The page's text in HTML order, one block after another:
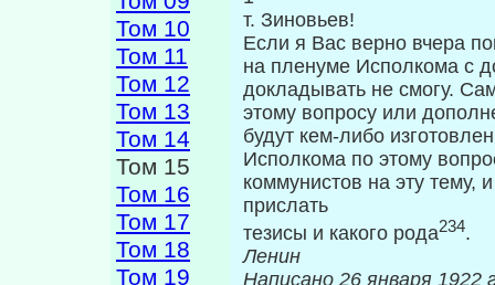
Том 10
Том 11
Том 12
Том 13
Том 14
Том 15
Том 16
Том 17
Том 18
Том 19
т. Зиновьев!
Если я Вас верно вчера
на плену­ме Исполкома с
докладывать не смогу.
этому вопросу или
будут кем-либо
Исполкома по этому
коммунистов на эту тему,
прислать
тезисы и какого рода234.
Ленин
Написано 26 января 1922